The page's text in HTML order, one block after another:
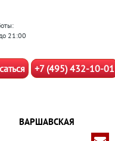
21:00
+7 (495) 432-10-01
ВАРШАВСКАЯ